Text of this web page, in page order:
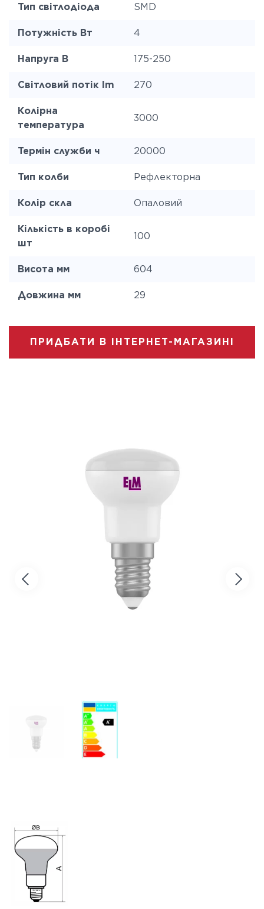
Тип світлодіода SMD
Потужність Вт 4
Напруга В 175-250
Світловий потік lm 270
Колірна
температура
3000
Термін служби ч 20000
Тип колби Рефлекторна
Колір скла Опаловий
Кількість в коробі
шт
100
Висота мм 604
Довжина мм 29
ПРИДБАТИ В ІНТЕРНЕТ-МАГАЗИНІ